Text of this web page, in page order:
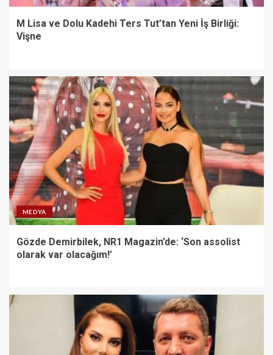
M Lisa ve Dolu Kadehi Ters Tut’tan Yeni İş Birliği:
Vişne
MEDYA
Gözde Demirbilek, NR1 Magazin’de: ‘Son assolist
olarak var olacağım!’